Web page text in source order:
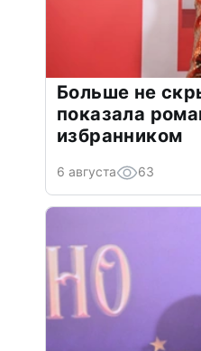
Больше не
показала
избранником
6 августа 63